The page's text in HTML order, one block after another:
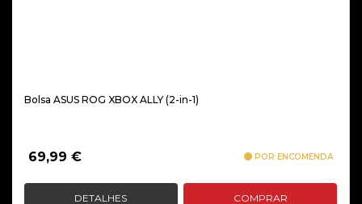
Bolsa ASUS ROG XBOX ALLY (2-in-1)
69,99 € POR ENCOMENDA
DETALHES COMPRAR